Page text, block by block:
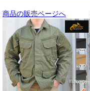
商品の販売ページへ